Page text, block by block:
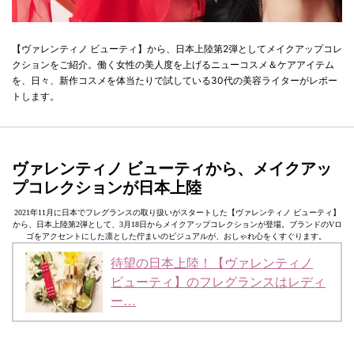
【ヴァレンティノ ビューティ】から、日本上陸第2弾としてメイクアップコレ
クションをご紹介。働く女性の美人度を上げるニューコスメ＆ケアアイテム
を、日々、新作コスメを体当たりで試している30代の美容ライターがレポー
トします。
ヴァレンティノ ビューティから、メイクアッ
プコレクションが日本上陸
2021年11月に日本でフレグランスの取り扱いがスタートした【ヴァレンティノ ビューティ】
から、日本上陸第2弾として、3月18日からメイクアップコレクションが登場。ブランドのVロ
ゴをアクセントにした凛とした佇まいのビジュアルが、おしゃれ心をくすぐります。
待望の日本上陸！【ヴァレンティノ
ビューティ】のフレグランスはレディ
ー…